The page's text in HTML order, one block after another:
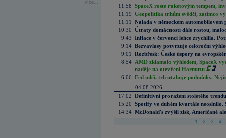
více...
11:58 SpaceX roste raketovým tempem,
11:19 Geopolitika trhům svědčí, zatímco
11:11
Nálada v německém automobilovém
10:30 Útraty domácností dále rostou,
9:43 Inflace v červenci lehce zrychlila.
9:14 Bezvavlasy potvrzuje celoroční
9:01
Rozbřesk: České úspory na
8:54 AMD zklamalo výhledem, SpaceX
naděje na otevření Hormuzu
6:06 Fed mlčí, trh utahuje podmínky.
04.08.2026
17:02 Definitivní proražení stoletého
15:20 Spotify ve duhém kvartále neoslnilo.
14:34 McDonald's zvýšil zisk, Američané
1 2 3 4